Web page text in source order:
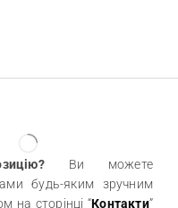
Ви можете
будь-яким зручним
на сторінці “Контакти”